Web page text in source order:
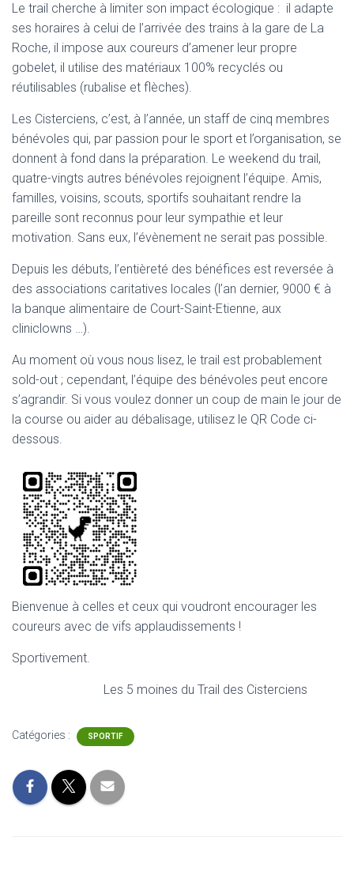
Le trail cherche à limiter son impact écologique : il adapte
ses horaires à celui de l’arrivée des trains à la gare de La
Roche, il impose aux coureurs d’amener leur propre
gobelet, il utilise des matériaux 100% recyclés ou
réutilisables (rubalise et flèches).
Les Cisterciens, c’est, à l’année, un staff de cinq membres
bénévoles qui, par passion pour le sport et l’organisation, se
donnent à fond dans la préparation. Le weekend du trail,
quatre-vingts autres bénévoles rejoignent l’équipe. Amis,
familles, voisins, scouts, sportifs souhaitant rendre la
pareille sont reconnus pour leur sympathie et leur
motivation. Sans eux, l’évènement ne serait pas possible.
Depuis les débuts, l’entièreté des bénéfices est reversée à
des associations caritatives locales (l’an dernier, 9000 € à
la banque alimentaire de Court-Saint-Etienne, aux
cliniclowns …).
Au moment où vous nous lisez, le trail est probablement
sold-out ; cependant, l’équipe des bénévoles peut encore
s’agrandir. Si vous voulez donner un coup de main le jour de
la course ou aider au débalisage, utilisez le QR Code ci-
dessous.
Bienvenue à celles et ceux qui voudront encourager les
coureurs avec de vifs applaudissements !
Sportivement.
Les 5 moines du Trail des Cisterciens
Catégories : SPORTIF